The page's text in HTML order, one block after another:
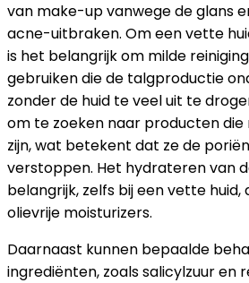
van make-up vanwege de glans
acne-uitbraken. Om een vette
is het belangrijk om milde
gebruiken die de talgproductie
zonder de huid te veel uit te
om te zoeken naar producten
zijn, wat betekent dat ze de
verstoppen. Het hydrateren van
belangrijk, zelfs bij een vette huid,
olievrije moisturizers.
Daarnaast kunnen bepaalde
ingrediënten, zoals salicylzuur en